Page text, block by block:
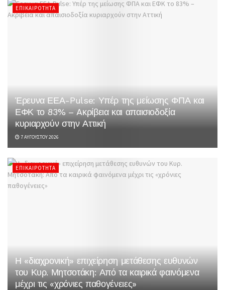
ΕΠΙΚΑΙΡΌΤΗΤΑ
Έρευνα ΕΕΑ-Pulse: Υπέρ της μείωσης ΦΠΑ και
ΕΦΚ το 83% – Aκρίβεια και απαισιοδοξία
κυριαρχούν στην Αττική
7 ΑΥΓΟΎΣΤΟΥ 2026
ΕΠΙΚΑΙΡΌΤΗΤΑ
Η «διαχρονική» επιχείρηση μετάθεσης ευθυνών
του Κυρ. Μητσοτάκη: Από τα καιρικά φαινόμενα
μέχρι τις «χρόνιες παθογένειες»